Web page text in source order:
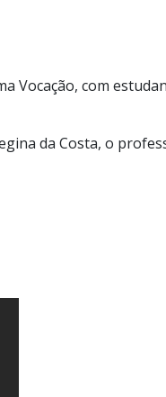
Vocação, com
da Costa, o